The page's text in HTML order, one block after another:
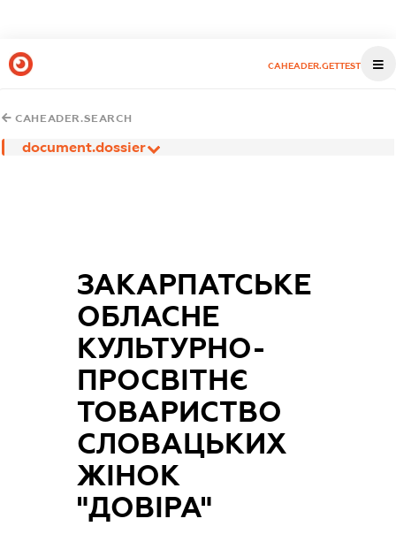
CAHEADER.GETTEST
CAHEADER.SEARCH
document.dossier
ЗАКАРПАТСЬКЕ
ОБЛАСНЕ
КУЛЬТУРНО-
ПРОСВІТНЄ
ТОВАРИСТВО
СЛОВАЦЬКИХ
ЖІНОК
"ДОВІРА"